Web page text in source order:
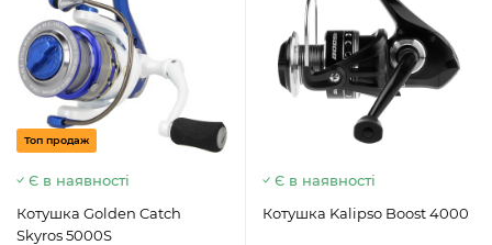
Топ продаж
Є в наявності
Котушка Golden Catch
Skyros 5000S
Є в наявності
Котушка Kalipso Boost 4000